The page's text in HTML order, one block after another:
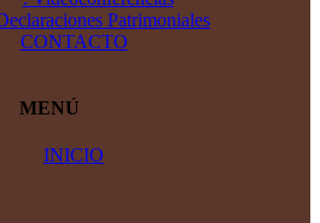
Patrimoniales
CONTACTO
MENÚ
INICIO